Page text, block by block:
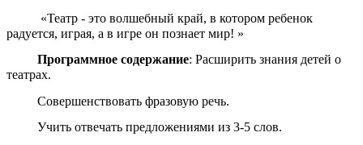
«Театр - это волшебный край, в котором ребенок
радуется, играя, а в игре он познает мир! »
Программное содержание: Расширить знания детей о
театрах.
Совершенствовать фразовую речь.
Учить отвечать предложениями из 3-5 слов.